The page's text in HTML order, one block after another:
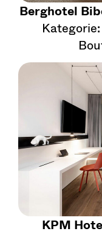
Berghotel
KPM